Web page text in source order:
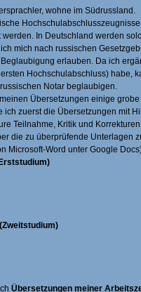
wohne im Südrussland.
In Deutschland werden
mich nach russischen
erlauben. Da ich
Hochschulabschluss) habe,
Notar beglaubigen.
Übersetzungen einige
ich zuerst die Übersetzungen mit
Teilnahme, Kritik und
die zu überprüfende Unterlagen
Microsoft-Word unter Google
Übersetzungen meiner